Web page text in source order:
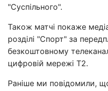
"Суспільного".
Також матчі покаже
розділі "Спорт" за
безкоштовному
цифровій мережі Т2.
Раніше ми повідомили,